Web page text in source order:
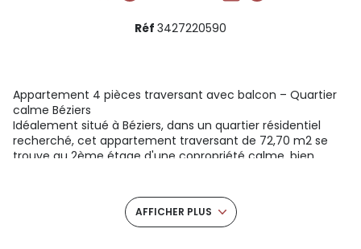
Réf 3427220590
Appartement 4 pièces traversant avec balcon – Quartier
calme Béziers
Idéalement situé à Béziers, dans un quartier résidentiel
recherché, cet appartement traversant de 72,70 m2 se
trouve au 2ème étage d'une copropriété calme, bien
L'appartement se compose d'un séjour lumineux, donnant
sur un balcon avec vue arboré. Trois belles chambres, une
AFFICHER PLUS